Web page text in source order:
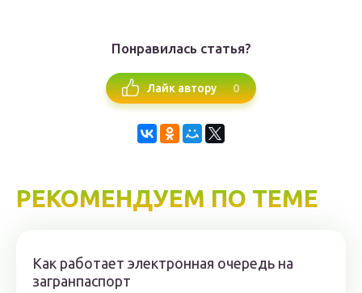
Понравилась статья?
Лайк автору 0
РЕКОМЕНДУЕМ ПО ТЕМЕ
Как работает электронная очередь на
загранпаспорт